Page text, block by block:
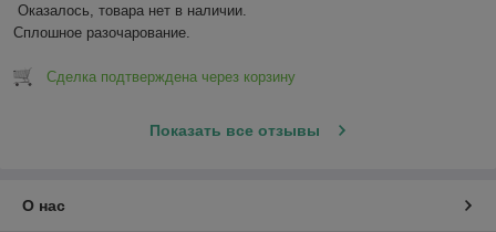
Оказалось, товара нет в наличии.
Сплошное разочарование.
Сделка подтверждена через корзину
Показать все отзывы
О нас